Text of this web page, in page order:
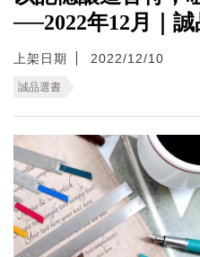
──2022年12月｜
上架日期 2022/12/10
誠品選書